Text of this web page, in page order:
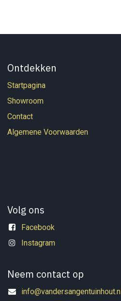
Ontdekken
Startpagina
Showroom
Contact
Algemene Voorwaarden
Volg ons
Facebook
Instagram
Neem contact op
info@vandersangentuinhout.nl